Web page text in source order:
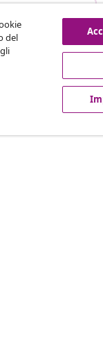
dal contratto
del